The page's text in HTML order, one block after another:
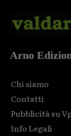
Arno
Chi siamo
Contatti
Pubblicità su
Info Legali